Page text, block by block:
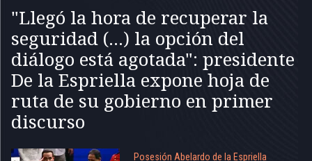
"Llegó la hora de recuperar la
seguridad (...) la opción del
diálogo está agotada": presidente
De la Espriella expone hoja de
ruta de su gobierno en primer
discurso
Posesión Abelardo de la Espriella